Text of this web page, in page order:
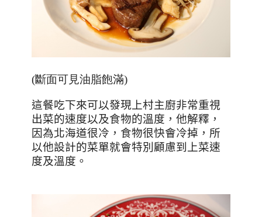
(斷面可見油脂飽滿)
這餐吃下來可以發現上村主廚非常重視
出菜的速度以及食物的溫度，他解釋，
因為北海道很冷，食物很快會冷掉，所
以他設計的菜單就會特別顧慮到上菜速
度及溫度。